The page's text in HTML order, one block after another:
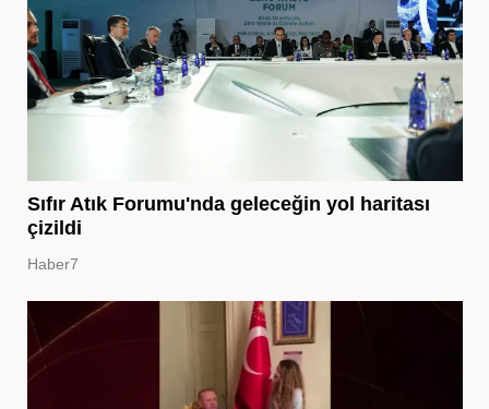
Sıfır Atık Forumu'nda geleceğin yol haritası
çizildi
Haber7